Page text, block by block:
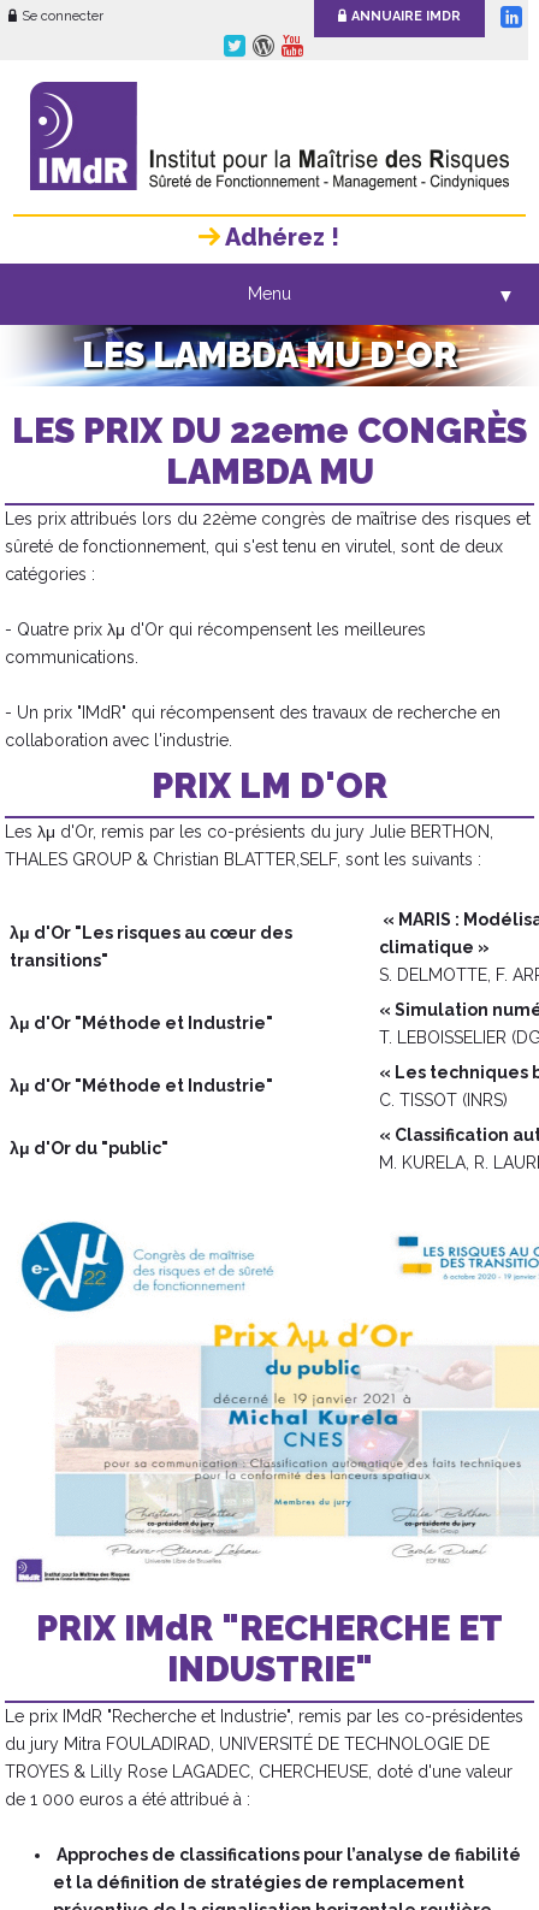
Se connecter ANNUAIRE IMDR
Adhérez !
Menu ▼
LES LAMBDA MU D'OR
LES PRIX DU 22eme CONGRÈS
LAMBDA MU
Les prix attribués lors du 22ème congrès de maîtrise des risques et
sûreté de fonctionnement, qui s'est tenu en virutel, sont de deux
catégories :
- Quatre prix λμ d'Or qui récompensent les meilleures
communications.
- Un prix "IMdR" qui récompensent des travaux de recherche en
collaboration avec l'industrie.
PRIX LM D'OR
Les λμ d'Or, remis par les co-présients du jury Julie BERTHON,
THALES GROUP & Christian BLATTER,SELF, sont les suivants :
λμ d'Or "Les risques au cœur des
transitions"
« MARIS :
climatique »
S. DELMOTTE, F.
λμ d'Or "Méthode et Industrie"
« Simulation
T. LEBOISSELIER
λμ d'Or "Méthode et Industrie"
« Les techniques
C. TISSOT (INRS)
λμ d'Or du "public"
« Classification
M. KURELA, R.
PRIX IMdR "RECHERCHE ET
INDUSTRIE"
Le prix IMdR "Recherche et Industrie", remis par les co-présidentes
du jury Mitra FOULADIRAD, UNIVERSITÉ DE TECHNOLOGIE DE
TROYES & Lilly Rose LAGADEC, CHERCHEUSE, doté d'une valeur
de 1 000 euros a été attribué à :​
Approches de classifications pour l’analyse de fiabilité
et la définition de stratégies de remplacement